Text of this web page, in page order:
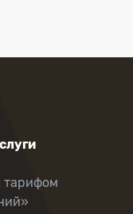
тарифом